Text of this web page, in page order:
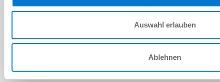
Auswahl erlauben
Ablehnen